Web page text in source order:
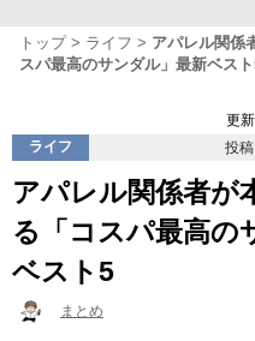
トップ ライフ
アパレル関係
スパ最高のサンダル」最新ベス
更
ライフ
投
アパレル関係者が
る「コスパ最高の
ベスト5
まとめ